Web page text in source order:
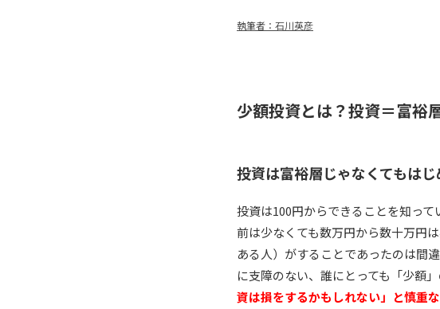
執筆者：石川英彦
少額投資とは？投資＝富裕
投資は富裕層じゃなくてもは
投資は100円からできることを知っ
前は少なくても数万円から数十万円
ある人）がすることであったのは間
に支障のない、誰にとっても「少額
資は損をするかもしれない」と慎重